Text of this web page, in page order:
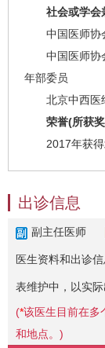
社会或学会
中国医师协会
中国医师协会
年部委员
北京中西医结
荣誉(所获
2017年获得
出诊信息
副主任医师
医生资料和出诊
表维护中，以实际
(*该医生目前在多
和地点。)